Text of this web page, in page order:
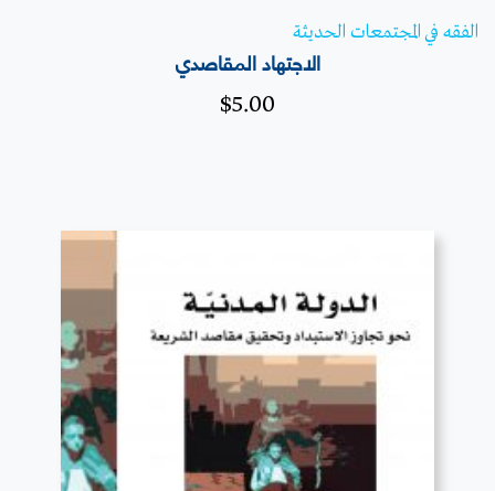
الفقه في المجتمعات الحديثة
الاجتهاد المقاصدي
$5.00